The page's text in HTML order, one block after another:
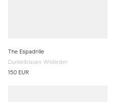
The Espadrille
Dunkelblaues Wildleder
150 EUR